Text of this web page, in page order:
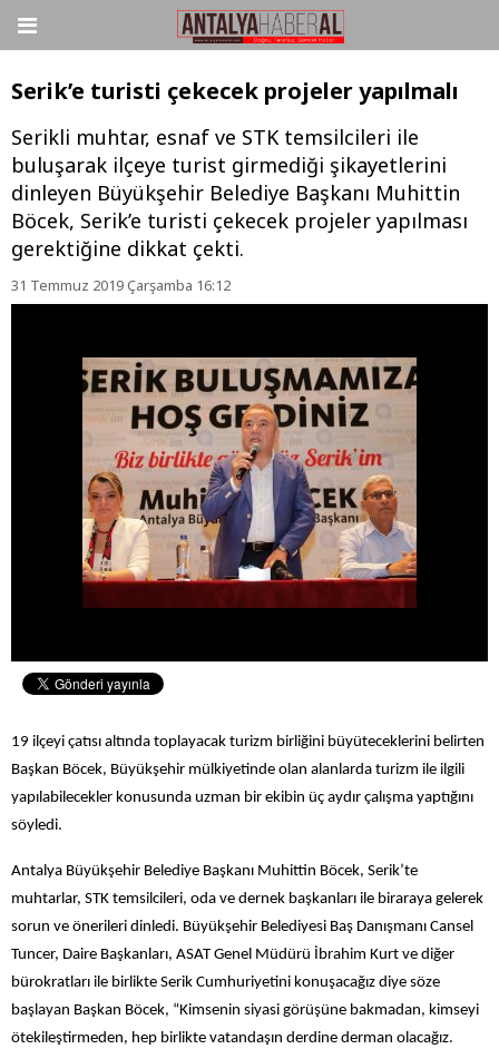
Serik’e turisti çekecek projeler yapılmalı
Serikli muhtar, esnaf ve STK temsilcileri ile
buluşarak ilçeye turist girmediği şikayetlerini
dinleyen Büyükşehir Belediye Başkanı Muhittin
Böcek, Serik’e turisti çekecek projeler yapılması
gerektiğine dikkat çekti.
31 Temmuz 2019 Çarşamba 16:12
19 ilçeyi çatısı altında toplayacak turizm birliğini büyüteceklerini belirten
Başkan Böcek, Büyükşehir mülkiyetinde olan alanlarda turizm ile ilgili
yapılabilecekler konusunda uzman bir ekibin üç aydır çalışma yaptığını
söyledi.
Antalya Büyükşehir Belediye Başkanı Muhittin Böcek, Serik’te
muhtarlar, STK temsilcileri, oda ve dernek başkanları ile biraraya gelerek
sorun ve önerileri dinledi. Büyükşehir Belediyesi Baş Danışmanı Cansel
Tuncer, Daire Başkanları, ASAT Genel Müdürü İbrahim Kurt ve diğer
bürokratları ile birlikte Serik Cumhuriyetini konuşacağız diye söze
başlayan Başkan Böcek, “Kimsenin siyasi görüşüne bakmadan, kimseyi
ötekileştirmeden, hep birlikte vatandaşın derdine derman olacağız.